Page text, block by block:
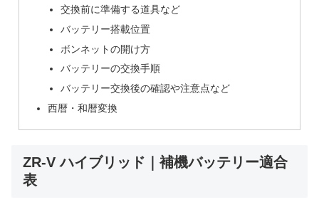
交換前に準備する道具など
バッテリー搭載位置
ボンネットの開け方
バッテリーの交換手順
バッテリー交換後の確認や注意点など
西暦・和暦変換
ZR-V ハイブリッド｜補機バッテリー適合
表